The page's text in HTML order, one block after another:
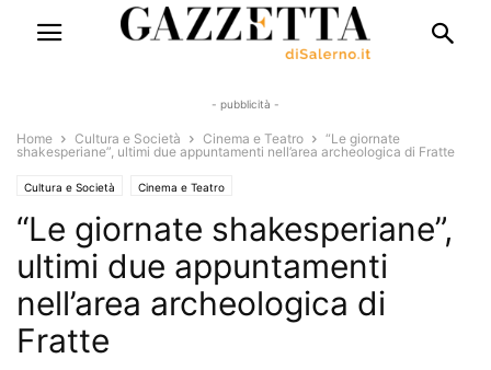
- pubblicità -
Home Cultura e Società Cinema e Teatro
“Le giornate
shakesperiane”, ultimi due appuntamenti nell’area archeologica di Fratte
Cultura e Società Cinema e Teatro
“Le giornate shakesperiane”,
ultimi due appuntamenti
nell’area archeologica di
Fratte